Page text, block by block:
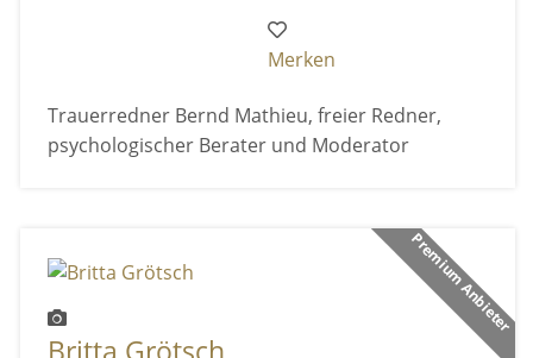
Merken
Trauerredner Bernd Mathieu, freier Redner,
psychologischer Berater und Moderator
Premium Anbieter